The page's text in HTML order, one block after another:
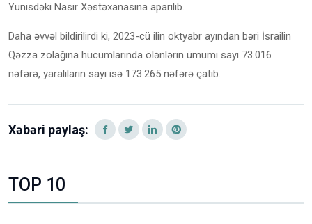
Yunisdəki Nasir Xəstəxanasına aparılıb.
Daha əvvəl bildirilirdi ki, 2023-cü ilin oktyabr ayından bəri İsrailin
Qəzza zolağına hücumlarında ölənlərin ümumi sayı 73.016
nəfərə, yaralıların sayı isə 173.265 nəfərə çatıb.
Xəbəri paylaş:
TOP 10